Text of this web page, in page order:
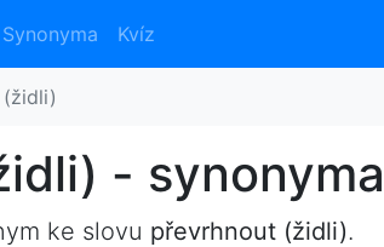
Synonyma Kvíz
(židli)
- synonyma
ke slovu převrhnout (židli).